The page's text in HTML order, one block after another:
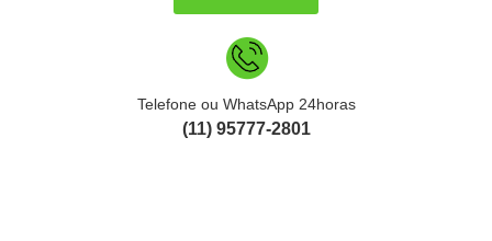
Telefone ou WhatsApp 24horas
(11) 95777-2801